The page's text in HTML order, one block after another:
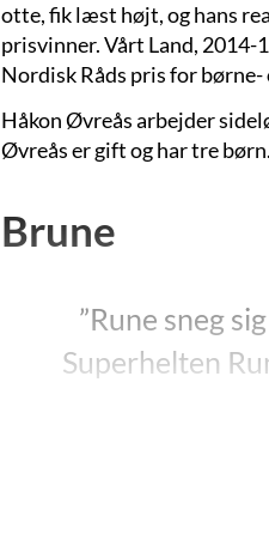
otte, fik læst højt, og hans
prisvinner. Vårt Land,
Nordisk Råds pris for
Håkon Øvreås arbejder
Øvreås er gift og har tre
Brune
”Rune sneg
Superhelten